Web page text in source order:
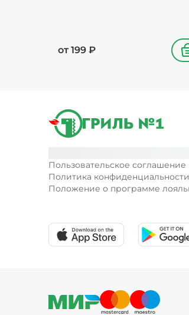
от 199 ₽
Пользовательское соглашение
Политика конфиденциальности
Положение о программе